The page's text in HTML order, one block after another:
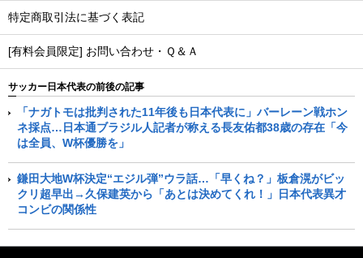
特定商取引法に基づく表記
[有料会員限定] お問い合わせ・Ｑ＆Ａ
サッカー日本代表の前後の記事
「ナガトモは批判された11年後も日本代表に」バーレーン戦ホン
ネ採点…日本通ブラジル人記者が称える長友佑都38歳の存在「今
は全員、W杯優勝を」
鎌田大地W杯決定“エジル弾”ウラ話…「早くね？」板倉滉がビッ
クリ超早出→久保建英から「あとは決めてくれ！」日本代表異才
コンビの関係性